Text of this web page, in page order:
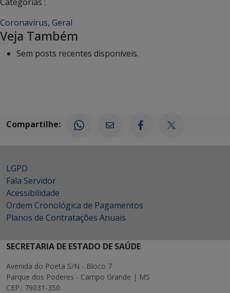
Coronavírus, Geral
Veja Também
Sem posts recentes disponíveis.
Compartilhe:
LGPD
Fala Servidor
Acessibilidade
Ordem Cronológica de Pagamentos
Planos de Contratações Anuais
SECRETARIA DE ESTADO DE SAÚDE
Avenida do Poeta S/N - Bloco 7
Parque dos Poderes - Campo Grande | MS
CEP.: 79031-350